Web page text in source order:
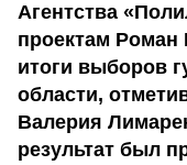
Агентства
проектам
итоги выборов
области,
Валерия
результат был